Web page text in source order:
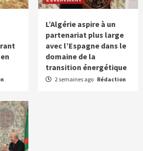
L’Algérie aspire à un
partenariat plus large
avec l’Espagne dans le
domaine de la
transition énergétique
2 semaines ago Rédaction